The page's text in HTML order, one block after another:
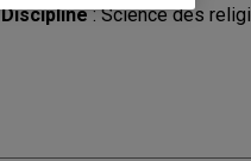
Discipline: Science des